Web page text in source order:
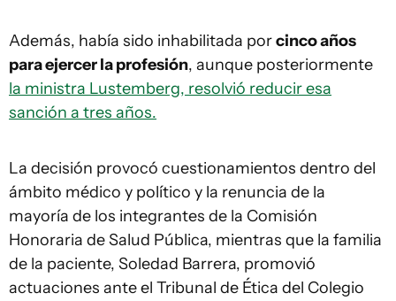
Además, había sido inhabilitada porcinco años
para ejercer la profesión, aunque posteriormente
la ministra Lustemberg, resolvió reducir esa
sanción a tres años.
La decisión provocó cuestionamientos dentro del
ámbito médico y político y la renuncia de la
mayoría de los integrantes de la Comisión
Honoraria de Salud Pública, mientras que la familia
de la paciente, Soledad Barrera, promovió
actuaciones ante el Tribunal de Ética del Colegio